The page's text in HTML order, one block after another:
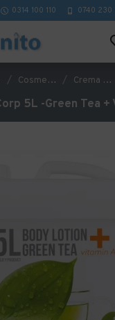
0314 100 110 0740 230
Cosmetice Hoteliere Crema de corp
5L -Green Tea +